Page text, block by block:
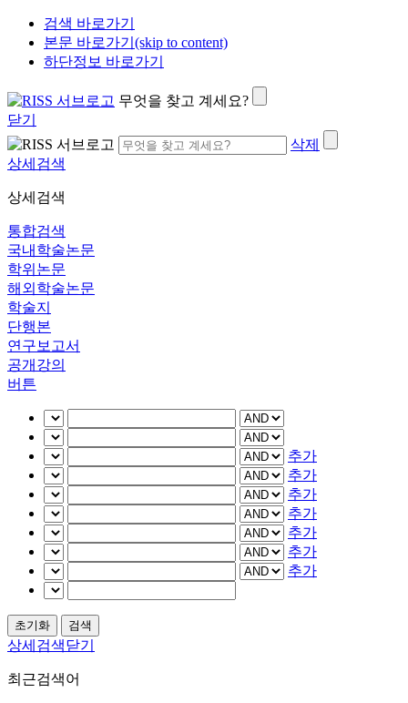
검색 바로가기
본문 바로가기(skip to content)
하단정보 바로가기
무엇을 찾고 계세요?
닫기
삭제
상세검색
상세검색
통합검색
국내학술논문
학위논문
해외학술논문
학술지
단행본
연구보고서
공개강의
버튼
추가
추가
추가
추가
추가
추가
추가
상세검색닫기
최근검색어